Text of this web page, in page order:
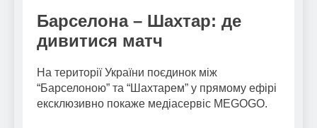
Барселона – Шахтар: де
дивитися матч
На території України поєдинок між
“Барселоною” та “Шахтарем” у прямому ефірі
ексклюзивно покаже медіасервіс MEGOGO.